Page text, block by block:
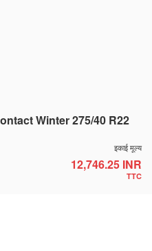
Winter 275/40 R22
इकाई मूल्य
12,746.25 INR
TTC